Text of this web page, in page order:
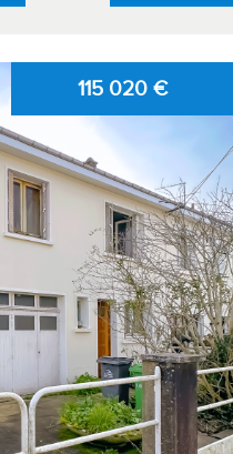
115 020 €